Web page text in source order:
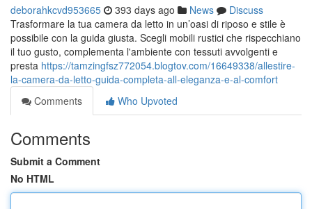
deborahkcvd953665 393 days ago News
Discuss
Trasformare la tua camera da letto in un’oasi di riposo e stile è
possibile con la guida giusta. Scegli mobili rustici che rispecchiano
il tuo gusto, complementa l'ambiente con tessuti avvolgenti e
presta https://tamzingfsz772054.blogtov.com/16649338/allestire-
la-camera-da-letto-guida-completa-all-eleganza-e-al-comfort
Comments
Who Upvoted
Comments
Submit a Comment
No HTML